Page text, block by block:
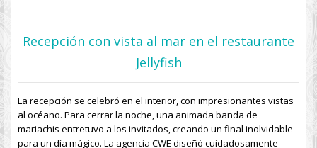
Recepción con vista al mar en el restaurante
Jellyfish
La recepción se celebró en el interior, con impresionantes vistas
al océano. Para cerrar la noche, una animada banda de
mariachis entretuvo a los invitados, creando un final inolvidable
para un día mágico. La agencia CWE diseñó cuidadosamente